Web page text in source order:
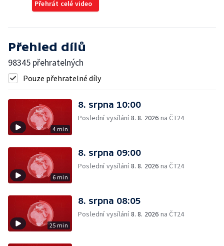
Přehrát celé video
Přehled dílů
98345 přehratelných
Pouze přehratelné díly
4 min
8. srpna 10:00
Poslední vysílání8. 8. 2026 na ČT24
6 min
8. srpna 09:00
Poslední vysílání8. 8. 2026 na ČT24
25 min
8. srpna 08:05
Poslední vysílání8. 8. 2026 na ČT24